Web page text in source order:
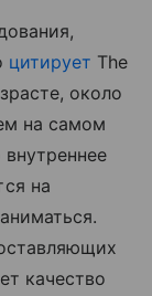
цитирует The
около
на самом
на
качество